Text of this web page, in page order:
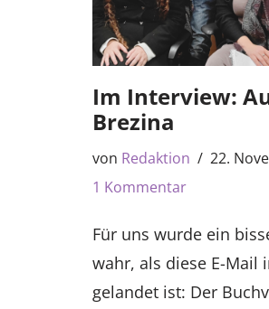
Im Interview:
Brezina
von Redaktion
22.
1 Kommentar
Für uns wurde ein
wahr, als diese E-Mail
gelandet ist: Der